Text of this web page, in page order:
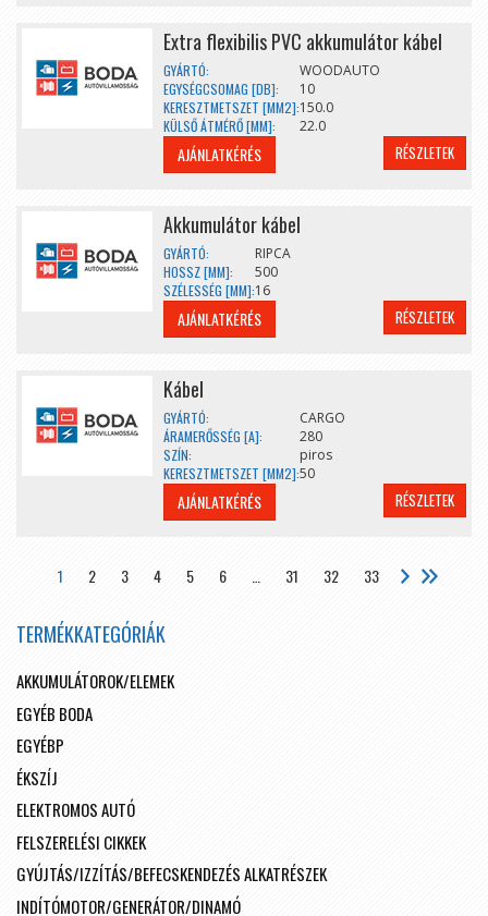
Extra flexibilis PVC akkumulátor kábel
GYÁRTÓ:
WOODAUTO
EGYSÉGCSOMAG [DB]:
10
KERESZTMETSZET [MM2]:150.0
KÜLSŐ ÁTMÉRŐ [MM]:
22.0
AJÁNLATKÉRÉS RÉSZLETEK
Akkumulátor kábel
GYÁRTÓ:
RIPCA
HOSSZ [MM]:
500
SZÉLESSÉG [MM]:16
AJÁNLATKÉRÉS RÉSZLETEK
Kábel
GYÁRTÓ:
CARGO
ÁRAMERŐSSÉG [A]:
280
SZÍN:
piros
KERESZTMETSZET [MM2]:50
AJÁNLATKÉRÉS RÉSZLETEK
1 2 3 4 5 6 … 31 32 33
TERMÉKKATEGÓRIÁK
AKKUMULÁTOROK/ELEMEK
EGYÉB BODA
EGYÉBP
ÉKSZÍJ
ELEKTROMOS AUTÓ
FELSZERELÉSI CIKKEK
GYÚJTÁS/IZZÍTÁS/BEFECSKENDEZÉS ALKATRÉSZEK
INDÍTÓMOTOR/GENERÁTOR/DINAMÓ